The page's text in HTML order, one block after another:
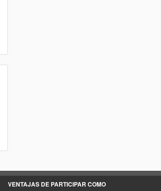
VENTAJAS DE PARTICIPAR COMO